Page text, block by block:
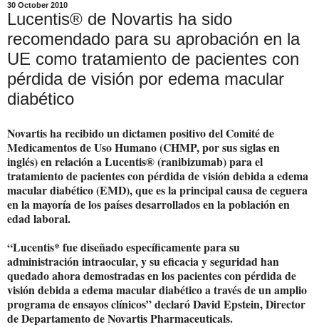
30 October 2010
Lucentis® de Novartis ha sido
recomendado para su aprobación en la
UE como tratamiento de pacientes con
pérdida de visión por edema macular
diabético
Novartis ha recibido un dictamen positivo del Comité de
Medicamentos de Uso Humano (CHMP, por sus siglas en
inglés) en relación a Lucentis® (ranibizumab) para el
tratamiento de pacientes con pérdida de visión debida a edema
macular diabético (EMD), que es la principal causa de ceguera
en la mayoría de los países desarrollados en la población en
edad laboral.
“Lucentis* fue diseñado específicamente para su
administración intraocular, y su eficacia y seguridad han
quedado ahora demostradas en los pacientes con pérdida de
visión debida a edema macular diabético a través de un amplio
programa de ensayos clínicos” declaró David Epstein, Director
de Departamento de Novartis Pharmaceuticals.